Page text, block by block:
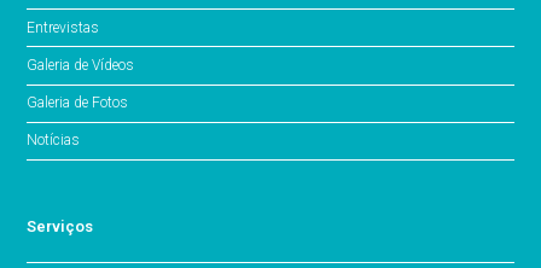
Entrevistas
Galeria de Vídeos
Galeria de Fotos
Notícias
Serviços